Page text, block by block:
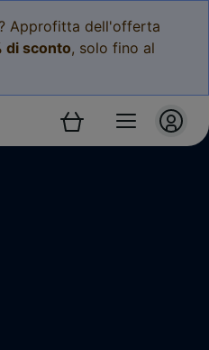
Approfitta dell'offerta
di sconto, solo fino al